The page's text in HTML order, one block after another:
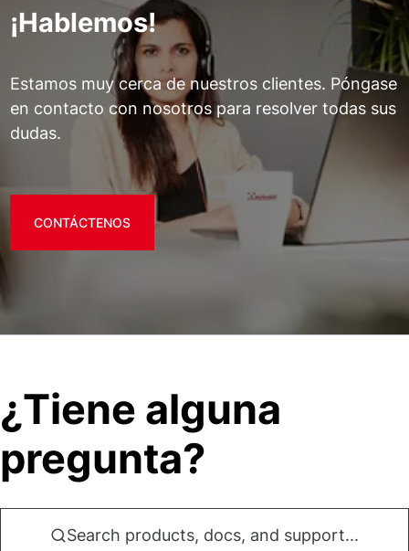
¡Hablemos!
Estamos muy cerca de nuestros clientes. Póngase
en contacto con nosotros para resolver todas sus
dudas.
CONTÁCTENOS
¿Tiene alguna
pregunta?
Search products, docs, and support...